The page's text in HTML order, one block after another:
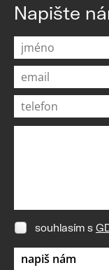
Napište
souhlasím s